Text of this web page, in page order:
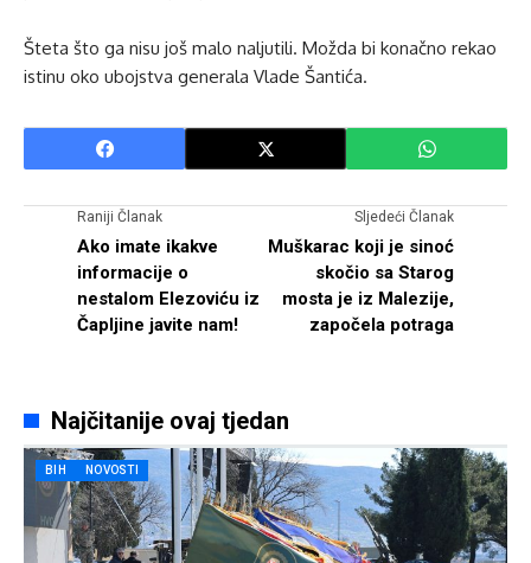
Šteta što ga nisu još malo naljutili. Možda bi konačno rekao
istinu oko ubojstva generala Vlade Šantića.
Raniji Članak
Ako imate ikakve
informacije o
nestalom Elezoviću iz
Čapljine javite nam!
Sljedeći Članak
Muškarac koji je sinoć
skočio sa Starog
mosta je iz Malezije,
započela potraga
Najčitanije ovaj tjedan
BIH NOVOSTI